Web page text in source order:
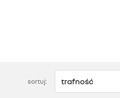
sortuj: